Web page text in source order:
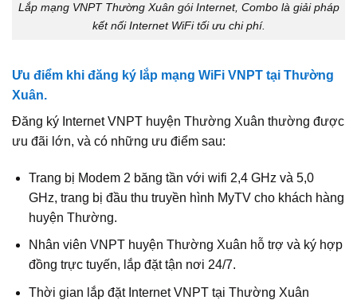
Lắp mạng VNPT Thường Xuân gói Internet, Combo là giải pháp
kết nối Internet WiFi tối ưu chi phí.
Ưu điểm khi đăng ký lắp mạng WiFi VNPT tại Thường
Xuân.
Đăng ký Internet VNPT huyện Thường Xuân thường được
ưu đãi lớn, và có những ưu điểm sau:
Trang bị Modem 2 băng tần với wifi 2,4 GHz và 5,0
GHz, trang bị đầu thu truyền hình MyTV cho khách hàng
huyện Thường.
Nhân viên VNPT huyện Thường Xuân hỗ trợ và ký hợp
đồng trực tuyến, lắp đặt tận nơi 24/7.
Thời gian lắp đặt Internet VNPT tại Thường Xuân